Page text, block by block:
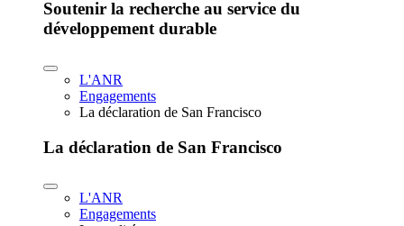
Soutenir la recherche au service du
développement durable
L'ANR
Engagements
La déclaration de San Francisco
La déclaration de San Francisco
L'ANR
Engagements